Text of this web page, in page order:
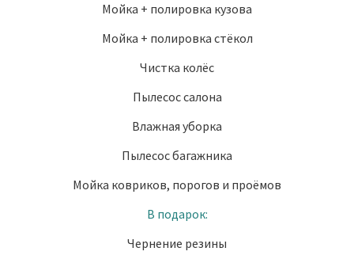
Мойка + полировка кузова
Мойка + полировка стёкол
Чистка колёс
Пылесос салона
Влажная уборка
Пылесос багажника
Мойка ковриков, порогов и проёмов
В подарок:
Чернение резины